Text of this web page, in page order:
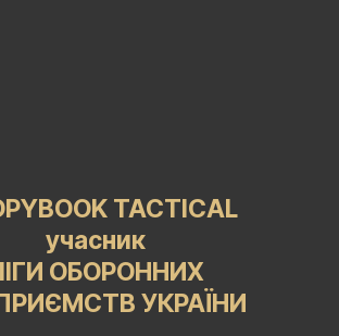
TACTICAL
учасник
ОБОРОННИХ
УКРАЇНИ